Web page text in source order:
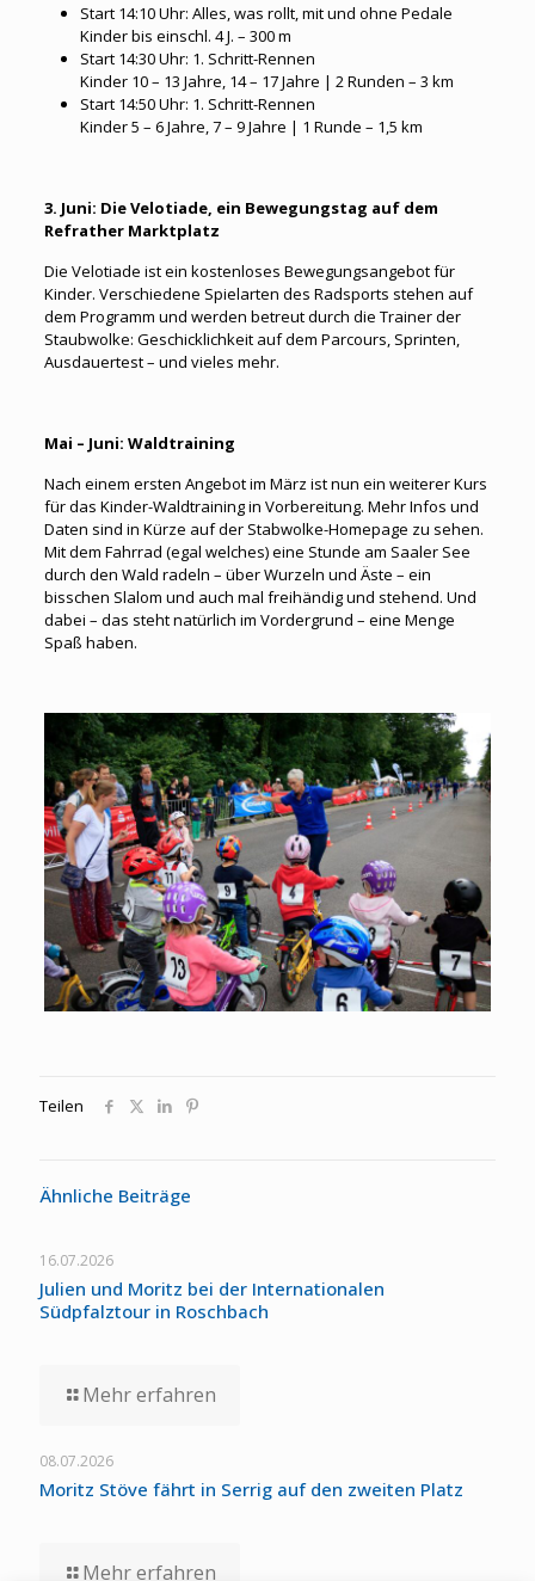
Start 14:10 Uhr: Alles, was rollt, mit und ohne Pedale
Kinder bis einschl. 4 J. – 300 m
Start 14:30 Uhr: 1. Schritt-Rennen
Kinder 10 – 13 Jahre, 14 – 17 Jahre | 2 Runden – 3 km
Start 14:50 Uhr: 1. Schritt-Rennen
Kinder 5 – 6 Jahre, 7 – 9 Jahre | 1 Runde – 1,5 km
3. Juni: Die Velotiade, ein Bewegungstag auf dem
Refrather Marktplatz
Die Velotiade ist ein kostenloses Bewegungsangebot für
Kinder. Verschiedene Spielarten des Radsports stehen auf
dem Programm und werden betreut durch die Trainer der
Staubwolke: Geschicklichkeit auf dem Parcours, Sprinten,
Ausdauertest – und vieles mehr.
Mai – Juni: Waldtraining
Nach einem ersten Angebot im März ist nun ein weiterer Kurs
für das Kinder-Waldtraining in Vorbereitung. Mehr Infos und
Daten sind in Kürze auf der Stabwolke-Homepage zu sehen.
Mit dem Fahrrad (egal welches) eine Stunde am Saaler See
durch den Wald radeln – über Wurzeln und Äste – ein
bisschen Slalom und auch mal freihändig und stehend. Und
dabei – das steht natürlich im Vordergrund – eine Menge
Spaß haben.
Teilen
Ähnliche Beiträge
16.07.2026
Julien und Moritz bei der Internationalen
Südpfalztour in Roschbach
Mehr erfahren
08.07.2026
Moritz Stöve fährt in Serrig auf den zweiten Platz
Mehr erfahren